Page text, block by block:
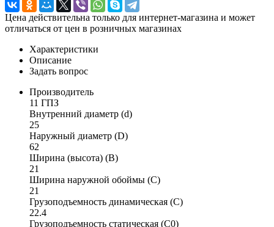
Цена действительна только для интернет-магазина и может
отличаться от цен в розничных магазинах
Характеристики
Описание
Задать вопрос
Производитель
11 ГПЗ
Внутренний диаметр (d)
25
Наружный диаметр (D)
62
Ширина (высота) (B)
21
Ширина наружной обоймы (C)
21
Грузоподъемность динамическая (C)
22.4
Грузоподъемность статическая (C0)